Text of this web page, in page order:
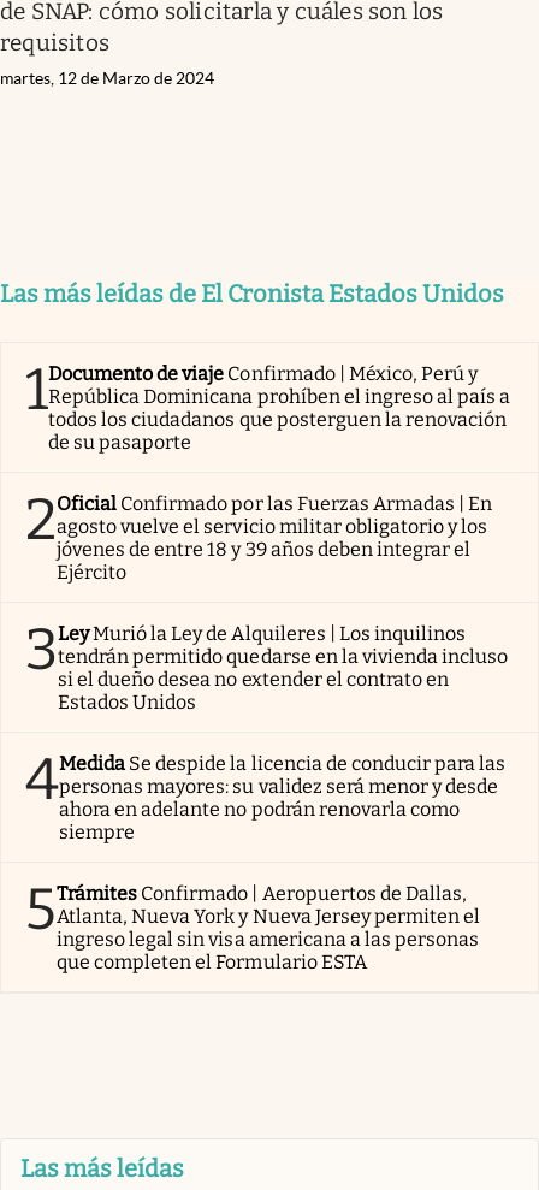
de SNAP: cómo solicitarla y cuáles son los
requisitos
martes, 12 de Marzo de 2024
Las más leídas de El Cronista Estados Unidos
1Documento de viaje Confirmado | México, Perú y
República Dominicana prohíben el ingreso al país a
todos los ciudadanos que posterguen la renovación
de su pasaporte
2Oficial Confirmado por las Fuerzas Armadas | En
agosto vuelve el servicio militar obligatorio y los
jóvenes de entre 18 y 39 años deben integrar el
Ejército
3LeyMurió la Ley de Alquileres | Los inquilinos
tendrán permitido quedarse en la vivienda incluso
si el dueño desea no extender el contrato en
Estados Unidos
4Medida Se despide la licencia de conducir para las
personas mayores: su validez será menor y desde
ahora en adelante no podrán renovarla como
siempre
5Trámites Confirmado | Aeropuertos de Dallas,
Atlanta, Nueva York y Nueva Jersey permiten el
ingreso legal sin visa americana a las personas
que completen el Formulario ESTA
Las más leídas